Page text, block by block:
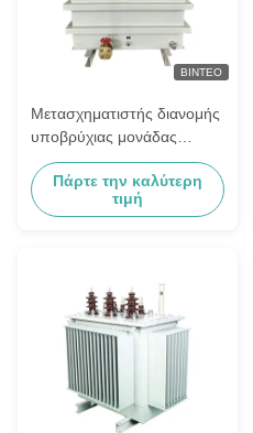
ΒΊΝΤΕΟ
Μετασχηματιστής διανομής
υποβρύχιας μονάδας
100KVA 4160V έως 240V
Πρότυπα ANSI IEEE
Πάρτε την καλύτερη
τιμή